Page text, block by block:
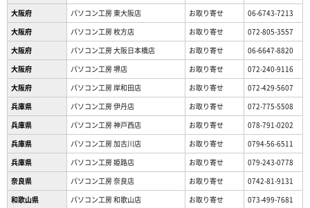
大阪府
パソコン工房 東大阪店 お取り寄せ
06-6743-7213
大阪府
パソコン工房 枚方店 お取り寄せ
072-805-3557
大阪府
パソコン工房 大阪日本橋店 お取り寄せ
06-6647-8820
大阪府
パソコン工房 堺店 お取り寄せ
072-240-9116
大阪府
パソコン工房 岸和田店 お取り寄せ
072-429-5607
兵庫県
パソコン工房 伊丹店 お取り寄せ
072-775-5508
兵庫県
パソコン工房 神戸西店 お取り寄せ
078-791-0202
兵庫県
パソコン工房 加古川店 お取り寄せ
0794-56-6511
兵庫県
パソコン工房 姫路店 お取り寄せ
079-243-0778
奈良県
パソコン工房 奈良店 お取り寄せ
0742-81-9131
和歌山県
パソコン工房 和歌山店 お取り寄せ 073-499-7681